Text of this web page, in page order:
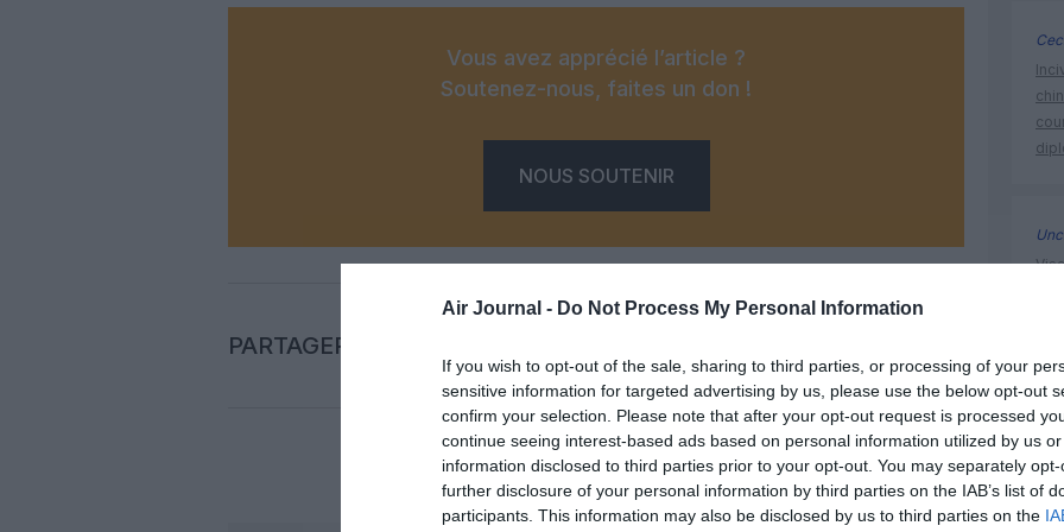
Air Journal - Do Not Process My Personal Information
If you wish to opt-out of the sale, sharing to third parties, or processing of your
sensitive information for targeted advertising by us, please use the below opt-out
confirm your selection. Please note that after your opt-out request is processed
continue seeing interest-based ads based on personal information utilized by us
information disclosed to third parties prior to your opt-out. You may separately
further disclosure of your personal information by third parties on the IAB’s list of
participants. This information may also be disclosed by us to third parties on the
Vous avez apprécié l’article ?
Soutenez-nous, faites un don !
NOUS SOUTENIR
PARTAGER L'ARTICLE
FacebookTwitterPinterestLinkedInEmail Print
COMMENTAIRE(S)